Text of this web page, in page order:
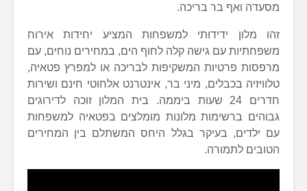
מסעדה ואף בר בריכה.
זהו מלון ידידותי למשפחות המציע יחידות אירוח
משפחתיות עם גישה קלה לחוף הים, במחירים נוחים, עם
מרפסות פרטיות המשקיפות לבריכה או למפרץ פטאיה,
טלוויזיה בכבלים, מיני בר, אינטרנט אלחוטי חינם ושירות
חדרים 24 שעות ביממה. בית המלון זוכה לדירוגים
גבוהים ברשימות מלונות מומלצים בפטאיה למשפחות
עם ילדים, בעיקר בגלל היחס המשתלם בין המחירים
הטובים לתמורה.